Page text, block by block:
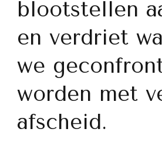
blootstellen
en verdriet
we
worden met
afscheid.